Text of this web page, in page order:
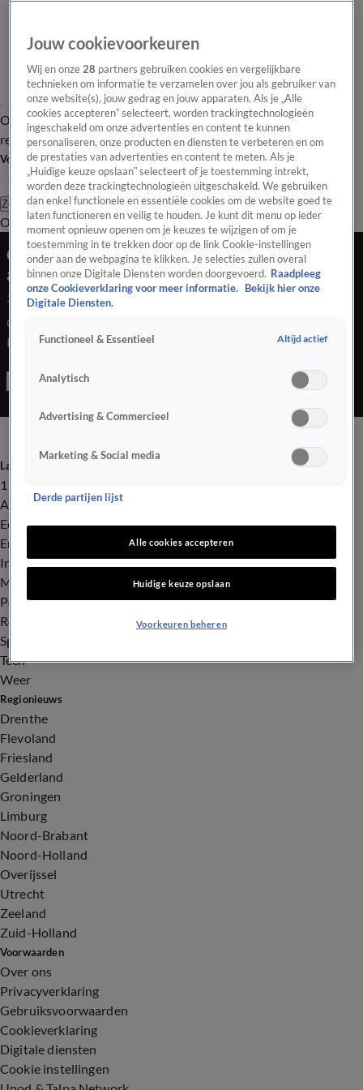
Overzicht Laatste nieuws Regionieuws Het beste van Hart
Tip de
redactie
Volg Hart van Nederland
Zoeken
OverzichtRegioUitzendingenWeerTip de redactiePanelVideo's
Ooggetuige vertelt over bloedige aanval van
agressieve hond Kerkrade
24 juli 2020, 15:47
Ooggetuige vertelt over bloedige aanval van agressieve hond
Kerkrade
Laatste nieuws
112
Advies & Tips
Economie
Entertainment
Infrastructuur
Milieu en Gezondheid
Politiek
Royalty
Sport
Tech
Weer
Regionieuws
Drenthe
Flevoland
Friesland
Gelderland
Groningen
Limburg
Noord-Brabant
Noord-Holland
Overijssel
Utrecht
Zeeland
Zuid-Holland
Voorwaarden
Over ons
Privacyverklaring
Gebruiksvoorwaarden
Cookieverklaring
Digitale diensten
Cookie instellingen
Jouw cookievoorkeuren
Wij en onze28 partners gebruiken cookies en vergelijkbare
technieken om informatie te verzamelen over jou als gebruiker van
onze website(s), jouw gedrag en jouw apparaten. Als je „Alle
cookies accepteren” selecteert, worden trackingtechnologieën
ingeschakeld om onze advertenties en content te kunnen
personaliseren, onze producten en diensten te verbeteren en om
de prestaties van advertenties en content te meten. Als je
„Huidige keuze opslaan” selecteert of je toestemming intrekt,
worden deze trackingtechnologieën uitgeschakeld. We gebruiken
dan enkel functionele en essentiële cookies om de website goed te
laten functioneren en veilig te houden. Je kunt dit menu op ieder
moment opnieuw openen om je keuzes te wijzigen of om je
toestemming in te trekken door op de link Cookie-instellingen
onder aan de webpagina te klikken. Je selecties zullen overal
binnen onze Digitale Diensten worden doorgevoerd. Raadpleeg
onze Cookieverklaring voor meer informatie.
Bekijk hier onze
Digitale Diensten.
Functioneel & Essentieel Altijd actief
Analytisch
Advertising & Commercieel
Marketing & Social media
Derde partijen lijst
Alle cookies accepteren
Huidige keuze opslaan
Voorkeuren beheren